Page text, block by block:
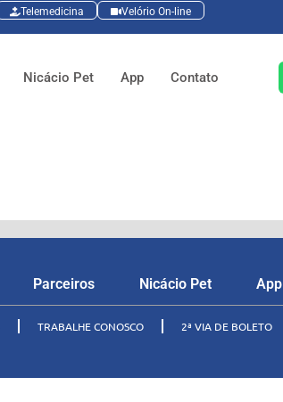
Telemedicina Velório On-line
Nicácio Pet App Contato
Parceiros Nicácio Pet App
TRABALHE CONOSCO 2ª VIA DE BOLETO